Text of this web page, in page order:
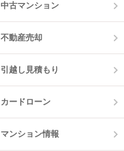
中古マンション
不動産売却
引越し見積もり
カードローン
マンション情報